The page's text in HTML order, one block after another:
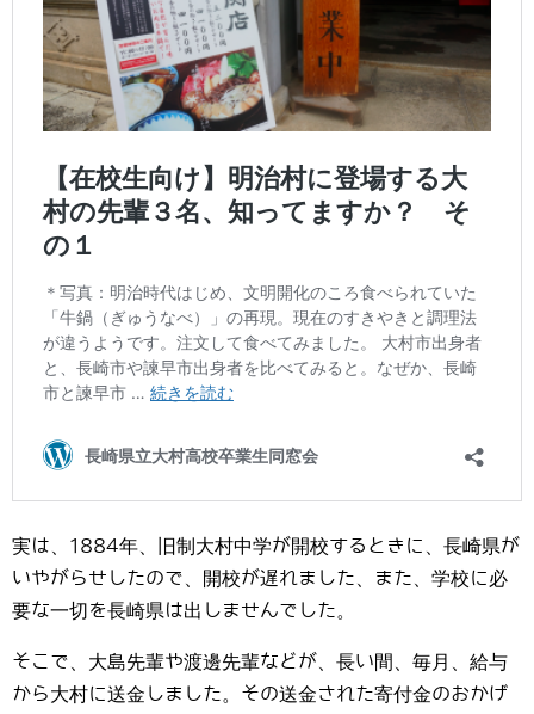
実は、1884年、旧制大村中学が開校するときに、長崎県が
いやがらせしたので、開校が遅れました、また、学校に必
要な一切を長崎県は出しませんでした。
そこで、大島先輩や渡邊先輩などが、長い間、毎月、給与
から大村に送金しました。その送金された寄付金のおかげ